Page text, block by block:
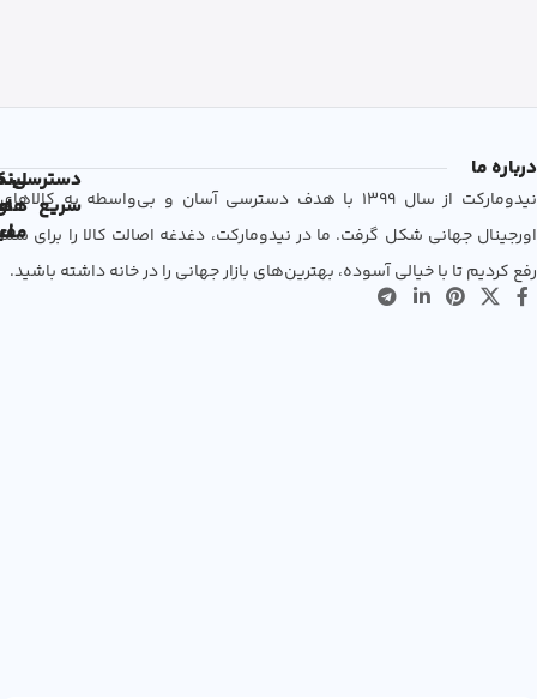
درباره ما
نیدومارکت از سال 1399 با هدف دسترسی آسان و بی‌واسطه به کالاهای
اورجینال جهانی شکل گرفت. ما در نیدومارکت، دغدغه اصالت کالا را برای شما
رفع کردیم تا با خیالی آسوده، بهترین‌های بازار جهانی را در خانه داشته باشید.
دسترسی
سریع